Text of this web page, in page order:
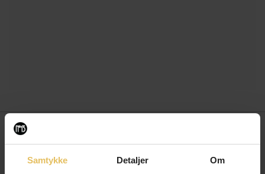
Samtykke Detaljer Om
Newsletter